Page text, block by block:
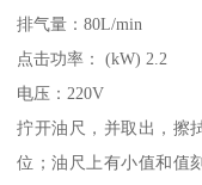
排气量：80L/min
点击功率： (kW) 2.2
电压：220V
拧开油尺，并取出，擦
位；油尺上有小值和值